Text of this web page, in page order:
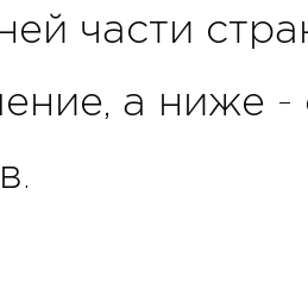
части
а ниже -